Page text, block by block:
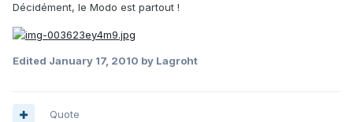
Décidément, le Modo est partout !
Edited January 17, 2010 by Lagroht
Quote